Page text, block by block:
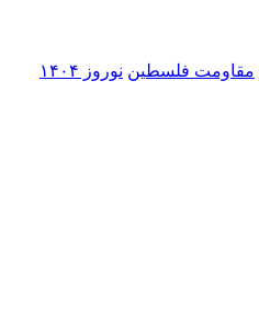
مقاومت فلسطین نوروز ۱۴۰۴